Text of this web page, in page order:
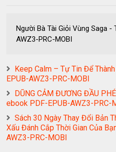
Người Bà Tài Giỏi Vùng Saga -
AWZ3-PRC-MOBI
Keep Calm – Tự Tin Để
EPUB-AWZ3-PRC-MOBI
DŨNG CẢM ĐƯƠNG ĐẦU
ebook PDF-EPUB-AWZ3-PRC-
Sách 30 Ngày Thay Đổi Bản
Xấu Đánh Cắp Thời Gian Của
AWZ3-PRC-MOBI